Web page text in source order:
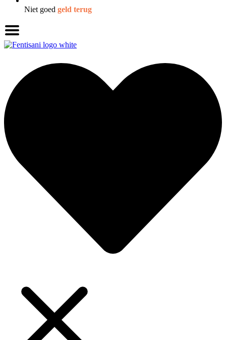
Niet goed geld terug